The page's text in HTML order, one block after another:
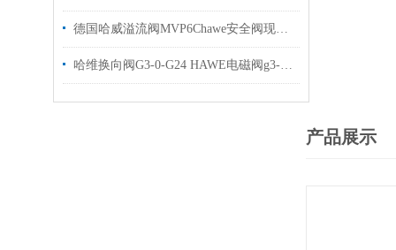
德国哈威溢流阀MVP6Chawe安全阀现货库存
哈维换向阀G3-0-G24 HAWE电磁阀g3-0现货
产品展示